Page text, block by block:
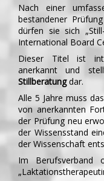
Nach einer
bestandener
dürfen sie sich
International Board
Dieser Titel ist
anerkannt und
Stillberatungdar.
Alle 5 Jahre muss
von anerkannten
der Prüfung neu
der Wissensstand
der Wissenschaft
Im Berufsverband